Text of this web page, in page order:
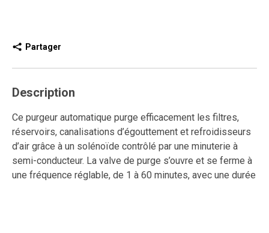
Partager
Description
Ce purgeur automatique purge efficacement les filtres,
réservoirs, canalisations d’égouttement et refroidisseurs
d’air grâce à un solénoïde contrôlé par une minuterie à
semi-conducteur. La valve de purge s’ouvre et se ferme à
une fréquence réglable, de 1 à 60 minutes, avec une durée